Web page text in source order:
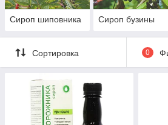
Сироп шиповника Сироп бузины
Сортировка 0